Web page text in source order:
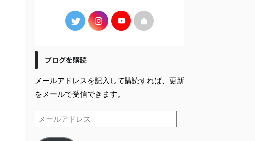
ブログを購読
メールアドレスを記入して購読すれば、更新
をメールで受信できます。